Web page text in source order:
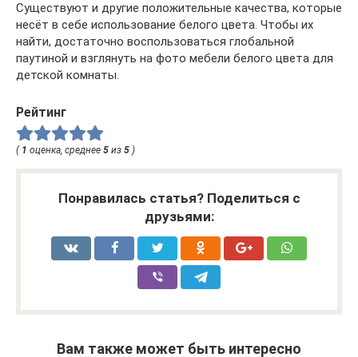
Существуют и другие положительные качества, которые
несёт в себе использование белого цвета. Чтобы их
найти, достаточно воспользоваться глобальной
паутиной и взглянуть на фото мебели белого цвета для
детской комнаты.
Рейтинг
( 1 оценка, среднее 5 из 5 )
Понравилась статья? Поделиться с
друзьями:
Вам также может быть интересно